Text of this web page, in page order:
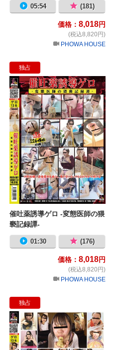
05:54 (181)
価格： 8,018円
(税込8,820円)
PHOWA HOUSE
個撮 喉奥鬼●● 爆裂噴射ゲロ
独占
催
催吐薬誘導ゲロ -変態医師の猥
褻記録譚-
01:30 (176)
価格： 8,018円
(税込8,820円)
PHOWA HOUSE
女子大生●●乱痴気集団ゲロ2
独占